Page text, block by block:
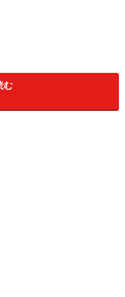
に入った状態の「さか
す。
む